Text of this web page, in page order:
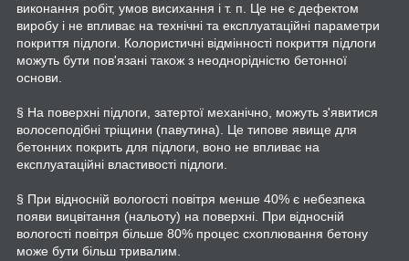
виконання робіт, умов висихання і т. п. Це не є дефектом
виробу і не впливає на технічні та експлуатаційні параметри
покриття підлоги. Колористичні відмінності покриття підлоги
можуть бути пов'язані також з неоднорідністю бетонної
основи.
§ На поверхні підлоги, затертої механічно, можуть з'явитися
волосеподібні тріщини (павутина). Це типове явище для
бетонних покрить для підлоги, воно не впливає на
експлуатаційні властивості підлоги.
§ При відносній вологості повітря менше 40% є небезпека
появи вицвітання (нальоту) на поверхні. При відносній
вологості повітря більше 80% процес схоплювання бетону
може бути більш тривалим.